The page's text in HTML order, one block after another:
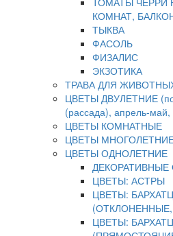
КОМНАТ,
ТЫКВА
ФАСОЛЬ
ФИЗАЛИС
ЭКЗОТИКА
ТРАВА ДЛЯ
ЦВЕТЫ ДВУЛЕТНИЕ
(рассада), апрель-
ЦВЕТЫ КОМНАТНЫЕ
ЦВЕТЫ
ЦВЕТЫ ОДНОЛЕТНИЕ
ЦВЕТЫ: АСТРЫ
ЦВЕТЫ:
ЦВЕТЫ: